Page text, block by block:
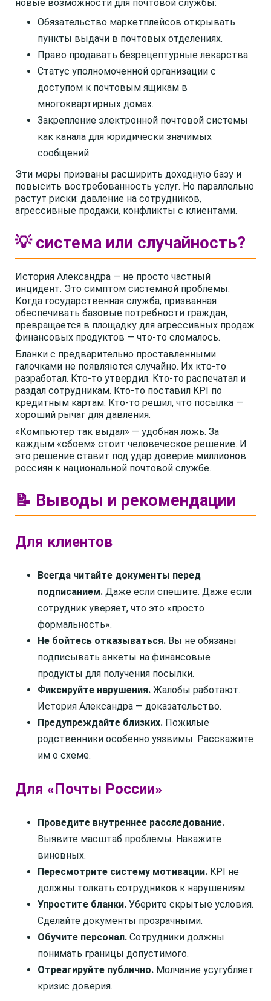
новые возможности для почтовой службы:
Обязательство маркетплейсов открывать
пункты выдачи в почтовых отделениях.
Право продавать безрецептурные лекарства.
Статус уполномоченной организации с
доступом к почтовым ящикам в
многоквартирных домах.
Закрепление электронной почтовой системы
как канала для юридически значимых
сообщений.
Эти меры призваны расширить доходную базу и
повысить востребованность услуг. Но параллельно
растут риски: давление на сотрудников,
агрессивные продажи, конфликты с клиентами.
💡 система или случайность?
История Александра — не просто частный
инцидент. Это симптом системной проблемы.
Когда государственная служба, призванная
обеспечивать базовые потребности граждан,
превращается в площадку для агрессивных продаж
финансовых продуктов — что-то сломалось.
Бланки с предварительно проставленными
галочками не появляются случайно. Их кто-то
разработал. Кто-то утвердил. Кто-то распечатал и
раздал сотрудникам. Кто-то поставил KPI по
кредитным картам. Кто-то решил, что посылка —
хороший рычаг для давления.
«Компьютер так выдал» — удобная ложь. За
каждым «сбоем» стоит человеческое решение. И
это решение ставит под удар доверие миллионов
россиян к национальной почтовой службе.
📝 Выводы и рекомендации
Для клиентов
Всегда читайте документы перед
подписанием. Даже если спешите. Даже если
сотрудник уверяет, что это «просто
формальность».
Не бойтесь отказываться. Вы не обязаны
подписывать анкеты на финансовые
продукты для получения посылки.
Фиксируйте нарушения. Жалобы работают.
История Александра — доказательство.
Предупреждайте близких. Пожилые
родственники особенно уязвимы. Расскажите
им о схеме.
Для «Почты России»
Проведите внутреннее расследование.
Выявите масштаб проблемы. Накажите
виновных.
Пересмотрите систему мотивации. KPI не
должны толкать сотрудников к нарушениям.
Упростите бланки. Уберите скрытые условия.
Сделайте документы прозрачными.
Обучите персонал. Сотрудники должны
понимать границы допустимого.
Отреагируйте публично. Молчание усугубляет
кризис доверия.